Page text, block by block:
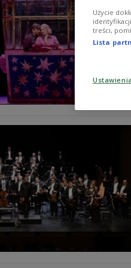
Użycie
treści,
Lista